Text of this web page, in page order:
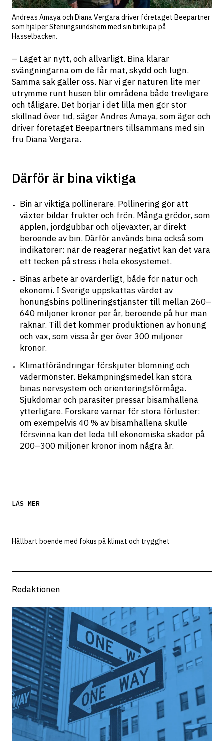
Andreas Amaya och Diana Vergara driver företaget Beepartner
som hjälper Stenungsundshem med sin binkupa på
Hasselbacken.
– Läget är nytt, och allvarligt. Bina klarar
svängningarna om de får mat, skydd och lugn.
Samma sak gäller oss. När vi ger naturen lite mer
utrymme runt husen blir områdena både trevligare
och tåligare. Det börjar i det lilla men gör stor
skillnad över tid, säger Andres Amaya, som äger och
driver företaget Beepartners tillsammans med sin
fru Diana Vergara.
Därför är bina viktiga
Bin är viktiga pollinerare. Pollinering gör att
växter bildar frukter och frön. Många grödor, som
äpplen, jordgubbar och oljeväxter, är direkt
beroende av bin. Därför används bina också som
indikatorer: när de reagerar negativt kan det vara
ett tecken på stress i hela ekosystemet.
Binas arbete är ovärderligt, både för natur och
ekonomi. I Sverige uppskattas värdet av
honungsbins pollineringstjänster till mellan 260–
640 miljoner kronor per år, beroende på hur man
räknar. Till det kommer produktionen av honung
och vax, som vissa år ger över 300 miljoner
kronor.
Klimatförändringar förskjuter blomning och
vädermönster. Bekämpningsmedel kan störa
binas nervsystem och orienteringsförmåga.
Sjukdomar och parasiter pressar bisamhällena
ytterligare. Forskare varnar för stora förluster:
om exempelvis 40 % av bisamhällena skulle
försvinna kan det leda till ekonomiska skador på
200–300 miljoner kronor inom några år.
LÄS MER
Hållbart boende med ​​​​‌ ‍ ​‍​‍‌‍ ‌ ​‍‌‍‍‌‌‍‌ ‌‍‍‌‌‍ ‍​‍​‍​ ‍‍​‍​‍‌ ​ ‌‍​‌‌‍ ‍‌‍‍‌‌ ‌​‌ ‍‌​‍ ‍‌‍‍‌‌‍ ​‍​‍​‍ ​​‍​‍‌‍‍​‌ ​‍‌‍‌‌‌‍‌‍​‍​‍​ ‍‍​‍​‍​‍ ‌ ​ ‌ ‌​‌ ‌‌‌‍‌​‌‍‍‌‌‍ ​‍ ‌‍‍‌‌‍ ‍‌ ‌​‌‍‌‌‌‍ ‍‌ ‌​​‍ ‌‍‌‌‌‍‌​‌‍‍‌‌ ‌​​‍ ‌‍ ‌‌‍ ‌‍‌​‌‍‌‌​ ‌‌ ​​‌ ​‍‌‍‌‌‌ ​ ‌‍‌‌‌‍ ‍‌ ‌​‌‍​‌‌ ‌​‌‍‍‌‌‍ ‌‍ ‍​ ‍ ‌‍‍‌‌‍‌​​ ‌​ ​‌‌‍​‌​ ​‌​ ​‍​ ​​​ ‌‌​ ​ ‌‍​‍​‍ ‌​ ‍​​ ​ ‌‍‌‌‌‍​‌​‍ ‌​ ‌​‌‍‌‌​ ​‌​ ​ ​‍ ‌‌‍​‌‌‍​‌​ ‌​‌‍​‌​‍ ‌​ ‌ ‌‍​ ‌‍​‍‌‍‌‍‌‍‌​​ ‌​‌‍‌​​ ‍‌‌‍​ ​ ​ ‌‍‌​​ ‌‍​ ‍ ‌ ‌​‌ ‍‌‌ ​​‌‍‌‌​ ‌‌ ​​‌‍​‌‌‍‌ ‌‍‌‌​ ‍ ‌ ​​‌‍​‌‌ ‌​‌‍‍​​ ‌‌‍‍​‌‍‌‌‌ ​‍‌‍ ​‍‌‌​ ‌‌‌​​‍‌‌ ‌‍‍ ‌‍‌‌‌ ‍‌​‍‌‌​ ​ ‌​‌​​‍‌‌​ ​ ‌​‌​​‍‌‌​ ​‍​ ​‍​ ‍‌​ ​​​ ‌​‌‍​‍‌‍​‍​ ‌‍​ ​‍‌‍‌‌​ ‍‌​ ‌‍‌‍‌‌​ ​​​‍‌‌​ ​‍​ ​‍​‍‌‌​ ‌‌‌​‌​​‍ ‍‌ ‌​‌‍‍‌‌ ‌​‌‍ ​‌‍‌‌​‍‌‌​ ‌‌‌​​‍‌‌ ‌‍‍ ‌‍‌‌‌ ‍‌​‍‌‌​ ​ ‌​‌​​‍‌‌​ ​ ‌​‌​​‍‌‌​ ​‍​ ​‍‌‍​ ​ ‌‌‌‍​ ​ ​ ‌‍‌​​ ​‍‌‍​ ‌‍​‍‌‍‌‍​ ‍‌​ ​‌​ ‌ ​‍‌‌​ ​‍​ ​‍​‍‌‌​ ‌‌‌​‌​​‍ ‍‌‍​ ‌‍‍​‌‍‍‌‌‍ ​‌‍‌​‌ ​‍‌‍‌‌‌‍ ‍​‍‌‌​ ‌‌‌​​‍‌‌ ‌‍‍ ‌‍‌‌‌ ‍‌​‍‌‌​ ​ ‌​‌​​‍‌‌​ ​ ‌​‌​​‍‌‌​ ​‍​ ​‍‌‍​‌‌‍‌‍​ ​‍​ ​‌​ ​‌​ ‌‍​ ​ ​ ‍​​ ‍‌‌‍​‌‌‍‌‍​ ‌ ​‍‌‌​ ​‍​ ​‍​‍‌‌​ ‌‌‌​‌​​‍ ‍‌ ‌​‌‍‌‌‌ ‍​‌ ‌​​ ‌‍​‍‌‍​‌‌ ​ ‌‍‌‌‌‌‌‌‌ ​‍‌‍ ​​ ‌​‍‌‌​ ​‍‌​‌‍‌ ​ ‌ ‌​‌ ‌‌‌‍‌​‌‍‍‌‌‍ ​‍‌‍‌‍‍‌‌‍‌​​ ‌​ ​‌‌‍​‌​ ​‌​ ​‍​ ​​​ ‌‌​ ​ ‌‍​‍​‍ ‌​ ‍​​ ​ ‌‍‌‌‌‍​‌​‍ ‌​ ‌​‌‍‌‌​ ​‌​ ​ ​‍ ‌‌‍​‌‌‍​‌​ ‌​‌‍​‌​‍ ‌​ ‌ ‌‍​ ‌‍​‍‌‍‌‍‌‍‌​​ ‌​‌‍‌​​ ‍‌‌‍​ ​ ​ ‌‍‌​​ ‌‍​‍‌‍‌ ‌​‌ ‍‌‌ ​​‌‍‌‌​ ‌‌ ​​‌‍​‌‌‍‌ ‌‍‌‌​‍‌‍‌ ​​‌‍​‌‌ ‌​‌‍‍​​ ‌‌‍‍​‌‍‌‌‌ ​‍‌‍ ​‍‌‌​ ‌‌‌​​‍‌‌ ‌‍‍ ‌‍‌‌‌ ‍‌​‍‌‌​ ​ ‌​‌​​‍‌‌​ ​ ‌​‌​​‍‌‌​ ​‍​ ​‍​ ‍‌​ ​​​ ‌​‌‍​‍‌‍​‍​ ‌‍​ ​‍‌‍‌‌​ ‍‌​ ‌‍‌‍‌‌​ ​​​‍‌‌​ ​‍​ ​‍​‍‌‌​ ‌‌‌​‌​​‍ ‍‌ ‌​‌‍‍‌‌ ‌​‌‍ ​‌‍‌‌​‍‌‌​ ‌‌‌​​‍‌‌ ‌‍‍ ‌‍‌‌‌ ‍‌​‍‌‌​ ​ ‌​‌​​‍‌‌​ ​ ‌​‌​​‍‌‌​ ​‍​ ​‍‌‍​ ​ ‌‌‌‍​ ​ ​ ‌‍‌​​ ​‍‌‍​ ‌‍​‍‌‍‌‍​ ‍‌​ ​‌​ ‌ ​‍‌‌​ ​‍​ ​‍​‍‌‌​ ‌‌‌​‌​​‍ ‍‌‍​ ‌‍‍​‌‍‍‌‌‍ ​‌‍‌​‌ ​‍‌‍‌‌‌‍ ‍​‍‌‌​ ‌‌‌​​‍‌‌ ‌‍‍ ‌‍‌‌‌ ‍‌​‍‌‌​ ​ ‌​‌​​‍‌‌​ ​ ‌​‌​​‍‌‌​ ​‍​ ​‍‌‍​‌‌‍‌‍​ ​‍​ ​‌​ ​‌​ ‌‍​ ​ ​ ‍​​ ‍‌‌‍​‌‌‍‌‍​ ‌ ​‍‌‌​ ​‍​ ​‍​‍‌‌​ ‌‌‌​‌​​‍ ‍‌ ‌​‌‍‌‌‌ ‍​‌ ‌​​‍‌‍‌ ​​‌‍‌‌‌ ​‍‌ ​ ‌ ​​‌‍‌‌‌‍​ ‌ ‌​‌‍‍‌‌ ‌‍‌‍‌‌​ ‌‌ ​​‌ ‌‌‌‍​‍‌‍ ​‌‍‍‌‌ ​ ‌‍‍​‌‍‌‌‌‍‌​​‍​‍‌ ‌fokus på klimat och trygghet​​​​‌ ‍ ​‍​‍‌‍ ‌ ​‍‌‍‍‌‌‍‌ ‌‍‍‌‌‍ ‍​‍​‍​ ‍‍​‍​‍‌ ​ ‌‍​‌‌‍ ‍‌‍‍‌‌ ‌​‌ ‍‌​‍ ‍‌‍‍‌‌‍ ​‍​‍​‍ ​​‍​‍‌‍‍​‌ ​‍‌‍‌‌‌‍‌‍​‍​‍​ ‍‍​‍​‍​‍ ‌ ​ ‌ ‌​‌ ‌‌‌‍‌​‌‍‍‌‌‍ ​‍ ‌‍‍‌‌‍ ‍‌ ‌​‌‍‌‌‌‍ ‍‌ ‌​​‍ ‌‍‌‌‌‍‌​‌‍‍‌‌ ‌​​‍ ‌‍ ‌‌‍ ‌‍‌​‌‍‌‌​ ‌‌ ​​‌ ​‍‌‍‌‌‌ ​ ‌‍‌‌‌‍ ‍‌ ‌​‌‍​‌‌ ‌​‌‍‍‌‌‍ ‌‍ ‍​ ‍ ‌‍‍‌‌‍‌​​ ‌​ ​‌‌‍​‌​ ​‌​ ​‍​ ​​​ ‌‌​ ​ ‌‍​‍​‍ ‌​ ‍​​ ​ ‌‍‌‌‌‍​‌​‍ ‌​ ‌​‌‍‌‌​ ​‌​ ​ ​‍ ‌‌‍​‌‌‍​‌​ ‌​‌‍​‌​‍ ‌​ ‌ ‌‍​ ‌‍​‍‌‍‌‍‌‍‌​​ ‌​‌‍‌​​ ‍‌‌‍​ ​ ​ ‌‍‌​​ ‌‍​ ‍ ‌ ‌​‌ ‍‌‌ ​​‌‍‌‌​ ‌‌ ​​‌‍​‌‌‍‌ ‌‍‌‌​ ‍ ‌ ​​‌‍​‌‌ ‌​‌‍‍​​ ‌‌‍‍​‌‍‌‌‌ ​‍‌‍ ​‍‌‌​ ‌‌‌​​‍‌‌ ‌‍‍ ‌‍‌‌‌ ‍‌​‍‌‌​ ​ ‌​‌​​‍‌‌​ ​ ‌​‌​​‍‌‌​ ​‍​ ​‍​ ‍‌​ ​​​ ‌​‌‍​‍‌‍​‍​ ‌‍​ ​‍‌‍‌‌​ ‍‌​ ‌‍‌‍‌‌​ ​​​‍‌‌​ ​‍​ ​‍​‍‌‌​ ‌‌‌​‌​​‍ ‍‌ ‌​‌‍‍‌‌ ‌​‌‍ ​‌‍‌‌​‍‌‌​ ‌‌‌​​‍‌‌ ‌‍‍ ‌‍‌‌‌ ‍‌​‍‌‌​ ​ ‌​‌​​‍‌‌​ ​ ‌​‌​​‍‌‌​ ​‍​ ​‍‌‍​ ​ ‌‌‌‍​ ​ ​ ‌‍‌​​ ​‍‌‍​ ‌‍​‍‌‍‌‍​ ‍‌​ ​‌​ ‌ ​‍‌‌​ ​‍​ ​‍​‍‌‌​ ‌‌‌​‌​​‍ ‍‌‍​ ‌‍‍​‌‍‍‌‌‍ ​‌‍‌​‌ ​‍‌‍‌‌‌‍ ‍​‍‌‌​ ‌‌‌​​‍‌‌ ‌‍‍ ‌‍‌‌‌ ‍‌​‍‌‌​ ​ ‌​‌​​‍‌‌​ ​ ‌​‌​​‍‌‌​ ​‍​ ​‍​ ​ ​ ‍‌​ ‌‍​ ‌​​ ‍​​ ‍​​ ​‍‌‍​ ‌‍​‍​ ​‍​ ​‍‌‍‌​​‍‌‌​ ​‍​ ​‍​‍‌‌​ ‌‌‌​‌​​‍ ‍‌ ‌​‌‍‌‌‌ ‍​‌ ‌​​ ‌‍​‍‌‍​‌‌ ​ ‌‍‌‌‌‌‌‌‌ ​‍‌‍ ​​ ‌​‍‌‌​ ​‍‌​‌‍‌ ​ ‌ ‌​‌ ‌‌‌‍‌​‌‍‍‌‌‍ ​‍‌‍‌‍‍‌‌‍‌​​ ‌​ ​‌‌‍​‌​ ​‌​ ​‍​ ​​​ ‌‌​ ​ ‌‍​‍​‍ ‌​ ‍​​ ​ ‌‍‌‌‌‍​‌​‍ ‌​ ‌​‌‍‌‌​ ​‌​ ​ ​‍ ‌‌‍​‌‌‍​‌​ ‌​‌‍​‌​‍ ‌​ ‌ ‌‍​ ‌‍​‍‌‍‌‍‌‍‌​​ ‌​‌‍‌​​ ‍‌‌‍​ ​ ​ ‌‍‌​​ ‌‍​‍‌‍‌ ‌​‌ ‍‌‌ ​​‌‍‌‌​ ‌‌ ​​‌‍​‌‌‍‌ ‌‍‌‌​‍‌‍‌ ​​‌‍​‌‌ ‌​‌‍‍​​ ‌‌‍‍​‌‍‌‌‌ ​‍‌‍ ​‍‌‌​ ‌‌‌​​‍‌‌ ‌‍‍ ‌‍‌‌‌ ‍‌​‍‌‌​ ​ ‌​‌​​‍‌‌​ ​ ‌​‌​​‍‌‌​ ​‍​ ​‍​ ‍‌​ ​​​ ‌​‌‍​‍‌‍​‍​ ‌‍​ ​‍‌‍‌‌​ ‍‌​ ‌‍‌‍‌‌​ ​​​‍‌‌​ ​‍​ ​‍​‍‌‌​ ‌‌‌​‌​​‍ ‍‌ ‌​‌‍‍‌‌ ‌​‌‍ ​‌‍‌‌​‍‌‌​ ‌‌‌​​‍‌‌ ‌‍‍ ‌‍‌‌‌ ‍‌​‍‌‌​ ​ ‌​‌​​‍‌‌​ ​ ‌​‌​​‍‌‌​ ​‍​ ​‍‌‍​ ​ ‌‌‌‍​ ​ ​ ‌‍‌​​ ​‍‌‍​ ‌‍​‍‌‍‌‍​ ‍‌​ ​‌​ ‌ ​‍‌‌​ ​‍​ ​‍​‍‌‌​ ‌‌‌​‌​​‍ ‍‌‍​ ‌‍‍​‌‍‍‌‌‍ ​‌‍‌​‌ ​‍‌‍‌‌‌‍ ‍​‍‌‌​ ‌‌‌​​‍‌‌ ‌‍‍ ‌‍‌‌‌ ‍‌​‍‌‌​ ​ ‌​‌​​‍‌‌​ ​ ‌​‌​​‍‌‌​ ​‍​ ​‍​ ​ ​ ‍‌​ ‌‍​ ‌​​ ‍​​ ‍​​ ​‍‌‍​ ‌‍​‍​ ​‍​ ​‍‌‍‌​​‍‌‌​ ​‍​ ​‍​‍‌‌​ ‌‌‌​‌​​‍ ‍‌ ‌​‌‍‌‌‌ ‍​‌ ‌​​‍‌‍‌ ​​‌‍‌‌‌ ​‍‌ ​ ‌ ​​‌‍‌‌‌‍​ ‌ ‌​‌‍‍‌‌ ‌‍‌‍‌‌​ ‌‌ ​​‌ ‌‌‌‍​‍‌‍ ​‌‍‍‌‌ ​ ‌‍‍​‌‍‌‌‌‍‌​​‍​‍‌ ‌ ​​​​‌ ‍ ​‍​‍‌‍ ‌ ​‍‌‍‍‌‌‍‌ ‌‍‍‌‌‍ ‍​‍​‍​ ‍‍​‍​‍‌ ​ ‌‍​‌‌‍ ‍‌‍‍‌‌ ‌​‌ ‍‌​‍ ‍‌‍‍‌‌‍ ​‍​‍​‍ ​​‍​‍‌‍‍​‌ ​‍‌‍‌‌‌‍‌‍​‍​‍​ ‍‍​‍​‍​‍ ‌ ​ ‌ ‌​‌ ‌‌‌‍‌​‌‍‍‌‌‍ ​‍ ‌‍‍‌‌‍ ‍‌ ‌​‌‍‌‌‌‍ ‍‌ ‌​​‍ ‌‍‌‌‌‍‌​‌‍‍‌‌ ‌​​‍ ‌‍ ‌‌‍ ‌‍‌​‌‍‌‌​ ‌‌ ​​‌ ​‍‌‍‌‌‌ ​ ‌‍‌‌‌‍ ‍‌ ‌​‌‍​‌‌ ‌​‌‍‍‌‌‍ ‌‍ ‍​ ‍ ‌‍‍‌‌‍‌​​ ‌​ ​‌‌‍​‌​ ​‌​ ​‍​ ​​​ ‌‌​ ​ ‌‍​‍​‍ ‌​ ‍​​ ​ ‌‍‌‌‌‍​‌​‍ ‌​ ‌​‌‍‌‌​ ​‌​ ​ ​‍ ‌‌‍​‌‌‍​‌​ ‌​‌‍​‌​‍ ‌​ ‌ ‌‍​ ‌‍​‍‌‍‌‍‌‍‌​​ ‌​‌‍‌​​ ‍‌‌‍​ ​ ​ ‌‍‌​​ ‌‍​ ‍ ‌ ‌​‌ ‍‌‌ ​​‌‍‌‌​ ‌‌ ​​‌‍​‌‌‍‌ ‌‍‌‌​ ‍ ‌ ​​‌‍​‌‌ ‌​‌‍‍​​ ‌‌‍‍​‌‍‌‌‌ ​‍‌‍ ​‍‌‌​ ‌‌‌​​‍‌‌ ‌‍‍ ‌‍‌‌‌ ‍‌​‍‌‌​ ​ ‌​‌​​‍‌‌​ ​ ‌​‌​​‍‌‌​ ​‍​ ​‍​ ‍‌​ ​​​ ‌​‌‍​‍‌‍​‍​ ‌‍​ ​‍‌‍‌‌​ ‍‌​ ‌‍‌‍‌‌​ ​​​‍‌‌​ ​‍​ ​‍​‍‌‌​ ‌‌‌​‌​​‍ ‍‌ ‌​‌‍‍‌‌ ‌​‌‍ ​‌‍‌‌​‍‌‌​ ‌‌‌​​‍‌‌ ‌‍‍ ‌‍‌‌‌ ‍‌​‍‌‌​ ​ ‌​‌​​‍‌‌​ ​ ‌​‌​​‍‌‌​ ​‍​ ​‍​ ​ ​ ​ ​ ​​​ ‌‍‌‍‌​​ ​​​ ‌ ​ ‌‌‌‍​ ‌‍‌‌​ ‌​​ ‍​​‍‌‌​ ​‍​ ​‍​‍‌‌​ ‌‌‌​‌​​‍ ‍‌‍​ ‌‍‍​‌‍‍‌‌‍ ​‌‍‌​‌ ​‍‌‍‌‌‌‍ ‍​‍‌‌​ ‌‌‌​​‍‌‌ ‌‍‍ ‌‍‌‌‌ ‍‌​‍‌‌​ ​ ‌​‌​​‍‌‌​ ​ ‌​‌​​‍‌‌​ ​‍​ ​‍​ ‌ ‌‍​‍​ ​ ‌‍​ ​ ‍​‌‍‌​​ ‌‌​ ​​‌‍​‍​ ‌​​ ​​​ ​‍​‍‌‌​ ​‍​ ​‍​‍‌‌​ ‌‌‌​‌​​‍ ‍‌ ‌​‌‍‌‌‌ ‍​‌ ‌​​ ‌‍​‍‌‍​‌‌ ​ ‌‍‌‌‌‌‌‌‌ ​‍‌‍ ​​ ‌​‍‌‌​ ​‍‌​‌‍‌ ​ ‌ ‌​‌ ‌‌‌‍‌​‌‍‍‌‌‍ ​‍‌‍‌‍‍‌‌‍‌​​ ‌​ ​‌‌‍​‌​ ​‌​ ​‍​ ​​​ ‌‌​ ​ ‌‍​‍​‍ ‌​ ‍​​ ​ ‌‍‌‌‌‍​‌​‍ ‌​ ‌​‌‍‌‌​ ​‌​ ​ ​‍ ‌‌‍​‌‌‍​‌​ ‌​‌‍​‌​‍ ‌​ ‌ ‌‍​ ‌‍​‍‌‍‌‍‌‍‌​​ ‌​‌‍‌​​ ‍‌‌‍​ ​ ​ ‌‍‌​​ ‌‍​‍‌‍‌ ‌​‌ ‍‌‌ ​​‌‍‌‌​ ‌‌ ​​‌‍​‌‌‍‌ ‌‍‌‌​‍‌‍‌ ​​‌‍​‌‌ ‌​‌‍‍​​ ‌‌‍‍​‌‍‌‌‌ ​‍‌‍ ​‍‌‌​ ‌‌‌​​‍‌‌ ‌‍‍ ‌‍‌‌‌ ‍‌​‍‌‌​ ​ ‌​‌​​‍‌‌​ ​ ‌​‌​​‍‌‌​ ​‍​ ​‍​ ‍‌​ ​​​ ‌​‌‍​‍‌‍​‍​ ‌‍​ ​‍‌‍‌‌​ ‍‌​ ‌‍‌‍‌‌​ ​​​‍‌‌​ ​‍​ ​‍​‍‌‌​ ‌‌‌​‌​​‍ ‍‌ ‌​‌‍‍‌‌ ‌​‌‍ ​‌‍‌‌​‍‌‌​ ‌‌‌​​‍‌‌ ‌‍‍ ‌‍‌‌‌ ‍‌​‍‌‌​ ​ ‌​‌​​‍‌‌​ ​ ‌​‌​​‍‌‌​ ​‍​ ​‍​ ​ ​ ​ ​ ​​​ ‌‍‌‍‌​​ ​​​ ‌ ​ ‌‌‌‍​ ‌‍‌‌​ ‌​​ ‍​​‍‌‌​ ​‍​ ​‍​‍‌‌​ ‌‌‌​‌​​‍ ‍‌‍​ ‌‍‍​‌‍‍‌‌‍ ​‌‍‌​‌ ​‍‌‍‌‌‌‍ ‍​‍‌‌​ ‌‌‌​​‍‌‌ ‌‍‍ ‌‍‌‌‌ ‍‌​‍‌‌​ ​ ‌​‌​​‍‌‌​ ​ ‌​‌​​‍‌‌​ ​‍​ ​‍​ ‌ ‌‍​‍​ ​ ‌‍​ ​ ‍​‌‍‌​​ ‌‌​ ​​‌‍​‍​ ‌​​ ​​​ ​‍​‍‌‌​ ​‍​ ​‍​‍‌‌​ ‌‌‌​‌​​‍ ‍‌ ‌​‌‍‌‌‌ ‍​‌ ‌​​‍‌‍‌ ​​‌‍‌‌‌ ​‍‌ ​ ‌ ​​‌‍‌‌‌‍​ ‌ ‌​‌‍‍‌‌ ‌‍‌‍‌‌​ ‌‌ ​​‌ ‌‌‌‍​‍‌‍ ​‌‍‍‌‌ ​ ‌‍‍​‌‍‌‌‌‍‌​​‍​‍‌
Redaktionen